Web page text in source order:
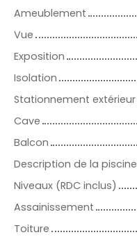
Ameublement
Vue
Exposition
Isolation
Stationnement extérieur
Cave
Balcon
Description de la piscine
Niveaux (RDC inclus)
Assainissement
Toiture